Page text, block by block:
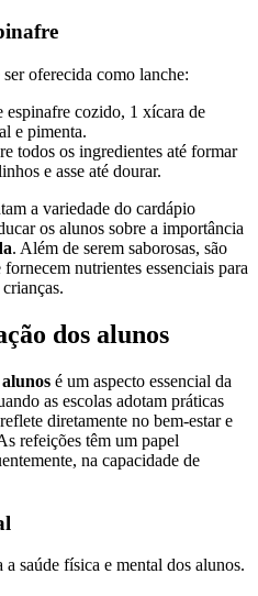
oferecida como lanche:
espinafre cozido, 1 xícara de
e pimenta.
todos os ingredientes até formar
e asse até dourar.
a variedade do cardápio
os alunos sobre a importância
. Além de serem saborosas, são
nutrientes essenciais para
dos alunos
é um aspecto essencial da
as escolas adotam práticas
diretamente no bem-estar e
refeições têm um papel
na capacidade de
saúde física e mental dos alunos.